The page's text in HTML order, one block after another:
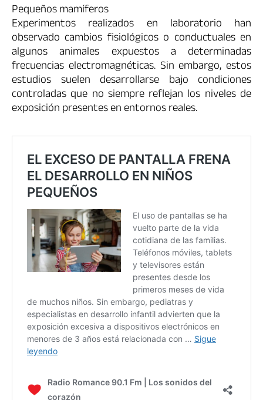
Pequeños mamíferos
Experimentos realizados en laboratorio han
observado cambios fisiológicos o conductuales en
algunos animales expuestos a determinadas
frecuencias electromagnéticas. Sin embargo, estos
estudios suelen desarrollarse bajo condiciones
controladas que no siempre reflejan los niveles de
exposición presentes en entornos reales.